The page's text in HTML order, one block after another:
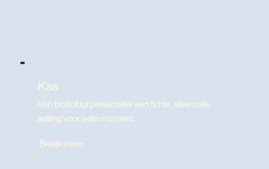
Kas
Van bruiloft tot presentatie: een lichte, sfeervolle
setting voor ieder moment.
Bekijk meer